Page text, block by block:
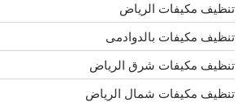
تنظيف مكيفات الرياض
تنظيف مكيفات بالدوادمى
تنظيف مكيفات شرق الرياض
تنظيف مكيفات شمال الرياض